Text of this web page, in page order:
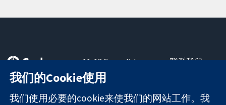
可信任的证据
知情决定
11-13 Cavendish
Square
London
W1G 0AN
联系我们
关于我们
我们的Cookie使用
我们使用必要的cookie来使我们的网站工作。我